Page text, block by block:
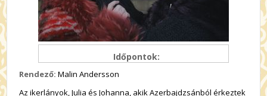
Időpontok:
Rendező: Malin Andersson
Az ikerlányok, Julia és Johanna, akik Azerbajdzsánból érkeztek